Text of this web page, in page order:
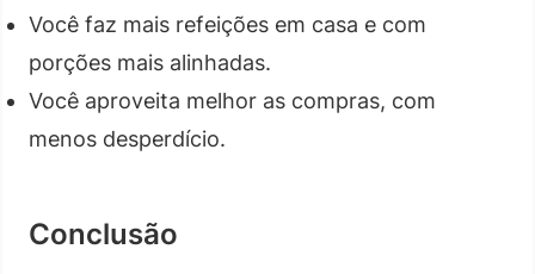
Você faz mais refeições em casa e com
porções mais alinhadas.
Você aproveita melhor as compras, com
menos desperdício.
Conclusão